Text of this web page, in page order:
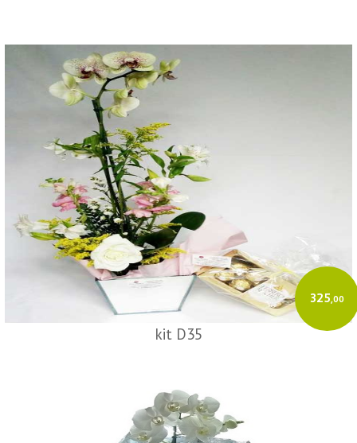
325,00
kit D35